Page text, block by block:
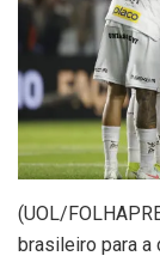
(UOL/
brasileiro para a